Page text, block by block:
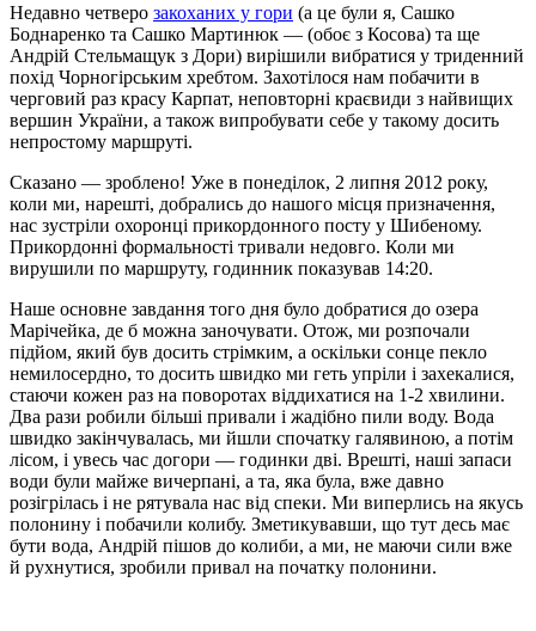
Недавно четверо закоханих у гори (а це були я, Сашко
Боднаренко та Сашко Мартинюк — (обоє з Косова) та ще
Андрій Стельмащук з Дори) вирішили вибратися у триденний
похід Чорногірським хребтом. Захотілося нам побачити в
черговий раз красу Карпат, неповторні краєвиди з найвищих
вершин України, а також випробувати себе у такому досить
непростому маршруті.
Сказано — зроблено! Уже в понеділок, 2 липня 2012 року,
коли ми, нарешті, добрались до нашого місця призначення,
нас зустріли охоронці прикордонного посту у Шибеному.
Прикордонні формальності тривали недовго. Коли ми
вирушили по маршруту, годинник показував 14:20.
Наше основне завдання того дня було добратися до озера
Марічейка, де б можна заночувати. Отож, ми розпочали
підйом, який був досить стрімким, а оскільки сонце пекло
немилосердно, то досить швидко ми геть упріли і захекалися,
стаючи кожен раз на поворотах віддихатися на 1-2 хвилини.
Два рази робили більші привали і жадібно пили воду. Вода
швидко закінчувалась, ми йшли спочатку галявиною, а потім
лісом, і увесь час догори — годинки дві. Врешті, наші запаси
води були майже вичерпані, а та, яка була, вже давно
розігрілась і не рятувала нас від спеки. Ми виперлись на якусь
полонину і побачили колибу. Зметикувавши, що тут десь має
бути вода, Андрій пішов до колиби, а ми, не маючи сили вже
й рухнутися, зробили привал на початку полонини.